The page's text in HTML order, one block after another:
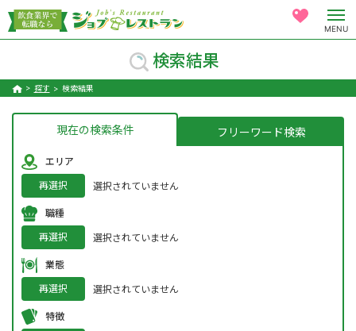
MENU
検索結果
探す 検索結果
現在の検索条件 フリーワード検索
エリア
再選択
選択されていません
職種
再選択
選択されていません
業態
再選択
選択されていません
特徴